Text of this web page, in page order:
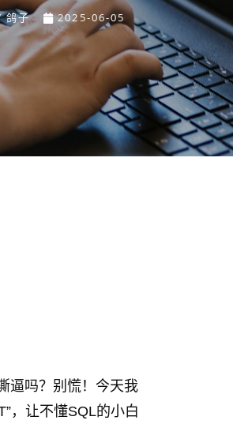
鸽子 2025-06-05
逼吗？别慌！今天我
，让不懂SQL的小白